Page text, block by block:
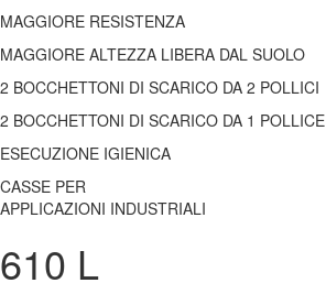
MAGGIORE RESISTENZA
MAGGIORE ALTEZZA LIBERA DAL SUOLO
2 BOCCHETTONI DI SCARICO DA 2 POLLICI
2 BOCCHETTONI DI SCARICO DA 1 POLLICE
ESECUZIONE IGIENICA
CASSE PER
APPLICAZIONI INDUSTRIALI
610 L